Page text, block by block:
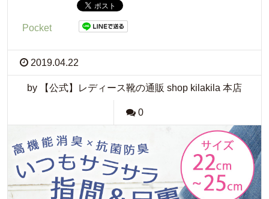
Pocket
2019.04.22
by 【公式】レディース靴の通販 shop kilakila 本店
0